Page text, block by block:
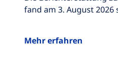
fand am 3. August 2026
Mehr erfahren